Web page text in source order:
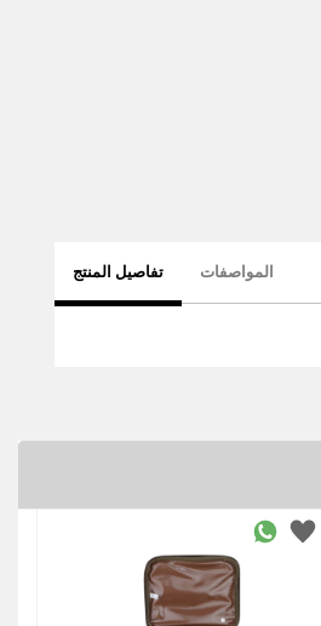
تفاصيل المنتج المواصفات